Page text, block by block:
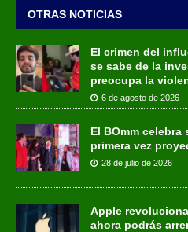
OTRAS NOTICIAS
El crimen del
se sabe de la
preocupa la
6 de agosto de 2026
El BOmm
primera vez
28 de julio de 2026
Apple
ahora podrás